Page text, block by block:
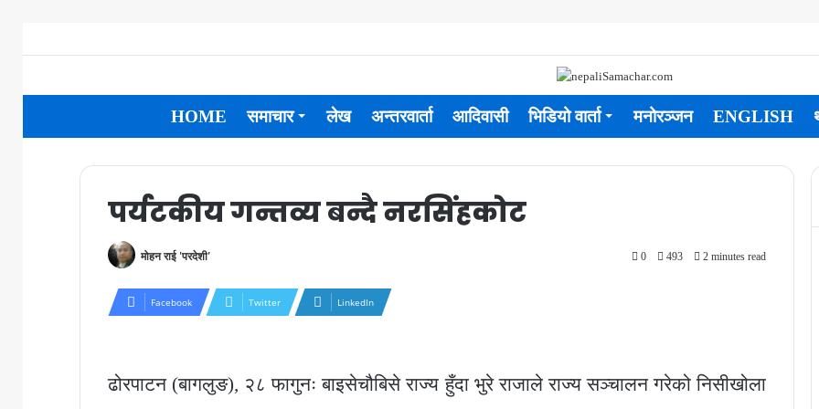
HOME समाचार लेख अन्तरवार्ता आदिवासी भिडियो वार्ता मनोरञ्जन ENGLISH
पर्यटकीय गन्तव्य बन्दै नरसिंहकोट
मोहन राई 'परदेशी' 0 493 2 minutes read
Facebook Twitter LinkedIn
ढोरपाटन (बागलुङ), २८ फागुनः बाइसेचौबिसे राज्य हुँदा भुरे राजाले राज्य सञ्चालन गरेको निसीखोला